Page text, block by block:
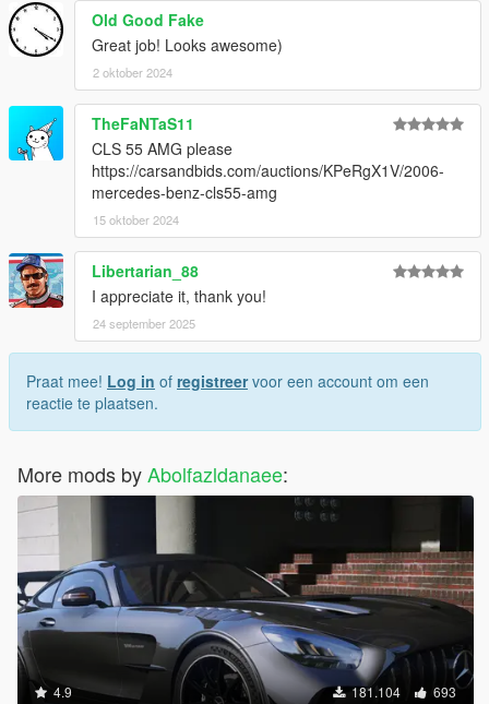
Old Good Fake
Great job! Looks awesome)
2 oktober 2024
TheFaNTaS11
CLS 55 AMG please
https://carsandbids.com/auctions/KPeRgX1V/2006-
mercedes-benz-cls55-amg
15 oktober 2024
Libertarian_88
I appreciate it, thank you!
24 september 2025
Praat mee! Log in of registreervoor een account om een
reactie te plaatsen.
More mods byAbolfazldanaee:
4.9 181.104 693